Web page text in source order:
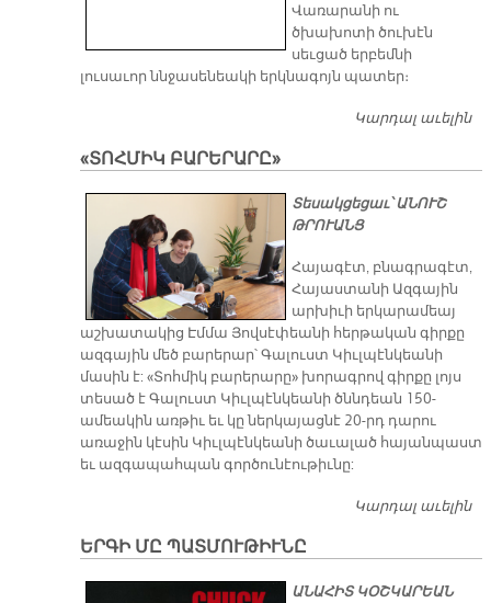
Վառարանի ու
ծխախոտի ծուխէն
սեւցած երբեմնի
լուսաւոր ննջասենեակի երկնագոյն պատեր։
Կարդալ աւելին
«ՏՈՀՄԻԿ ԲԱՐԵՐԱՐԸ»
Տեսակցեցաւ՝ ԱՆՈՒՇ
ԹՐՈՒԱՆՑ
Հայագէտ, բնագրագէտ,
Հայաստանի Ազգային
արխիւի երկարամեայ
աշխատակից Էմմա Յովսէփեանի հերթական գիրքը
ազգային մեծ բարերար՝ Գալուստ Կիւլպէնկեանի
մասին է: «Տոհմիկ բարերարը» խորագրով գիրքը լոյս
տեսած է Գալուստ Կիւլպէնկեանի ծննդեան 150-
ամեակին առթիւ եւ կը ներկայացնէ 20-րդ դարու
առաջին կէսին Կիւլպէնկեանի ծաւալած հայանպաստ
եւ ազգապահպան գործունէութիւնը:
Կարդալ աւելին
ԵՐԳԻ ՄԸ ՊԱՏՄՈՒԹԻՒՆԸ
ԱՆԱՀԻՏ ԿՕՇԿԱՐԵԱՆ